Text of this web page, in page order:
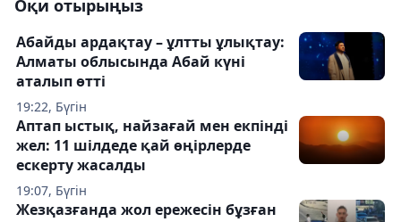
Оқи отырыңыз
19:22, Бүгін
Абайды ардақтау – ұлтты ұлықтау:
Алматы облысында Абай күні
аталып өтті
19:07, Бүгін
Аптап ыстық, найзағай мен екпінді
жел: 11 шілдеде қай өңірлерде
ескерту жасалды
Жезқазғанда жол ережесін бұзған